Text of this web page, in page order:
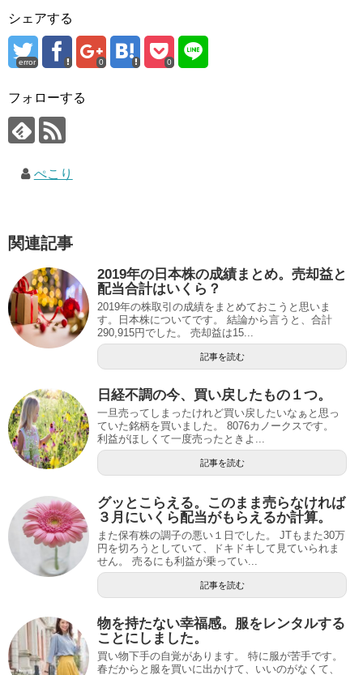
シェアする
error 0 0
フォローする
ぺこり
関連記事
2019年の日本株の成績まとめ。売却益と
配当合計はいくら？
2019年の株取引の成績をまとめておこうと思いま
す。日本株についてです。 結論から言うと、合計
290,915円でした。 売却益は15...
記事を読む
日経不調の今、買い戻したもの１つ。
一旦売ってしまったけれど買い戻したいなぁと思っ
ていた銘柄を買いました。 8076カノークスです。
利益がほしくて一度売ったときよ...
記事を読む
グッとこらえる。このまま売らなければ
３月にいくら配当がもらえるか計算。
また保有株の調子の悪い１日でした。 JTもまた30万
円を切ろうとしていて、ドキドキして見ていられま
せん。 売るにも利益が乗ってい...
記事を読む
物を持たない幸福感。服をレンタルする
ことにしました。
買い物下手の自覚があります。 特に服が苦手です。
春だからと服を買いに出かけて、いいのがなくて、